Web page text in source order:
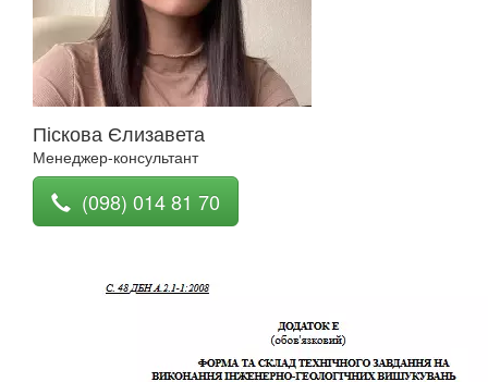
Піскова Єлизавета
Менеджер-консультант
(098) 014 81 70